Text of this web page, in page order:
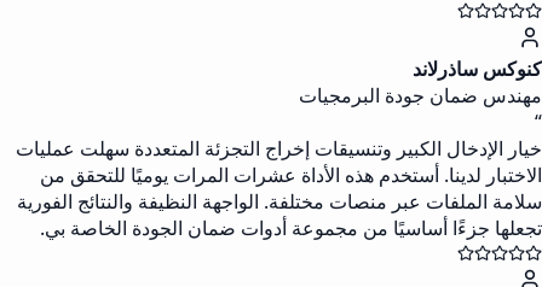
كنوكس ساذرلاند
مهندس ضمان جودة البرمجيات
“
خيار الإدخال الكبير وتنسيقات إخراج التجزئة المتعددة سهلت عمليات
الاختبار لدينا. أستخدم هذه الأداة عشرات المرات يوميًا للتحقق من
سلامة الملفات عبر منصات مختلفة. الواجهة النظيفة والنتائج الفورية
تجعلها جزءًا أساسيًا من مجموعة أدوات ضمان الجودة الخاصة بي.